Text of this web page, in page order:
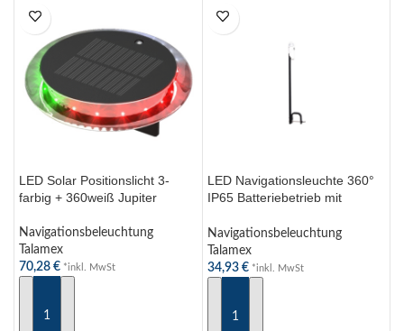
LED Solar Positionslicht 3-
farbig + 360weiß Jupiter
Navigationsbeleuchtung
Talamex
70,28 € *inkl. MwSt
LED Navigationsleuchte 360°
IP65 Batteriebetrieb mit
Talamex
Navigationsbeleuchtung
Talamex
34,93 € *inkl. MwSt